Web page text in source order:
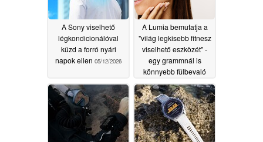
A Sony viselhető
légkondicionálóval
küzd a forró nyári
napok ellen 05/12/2026
A Lumia bemutatja a
"világ legkisebb fitnesz
viselhető eszközét" -
egy grammnál is
könnyebb fülbevaló
04/28/2026